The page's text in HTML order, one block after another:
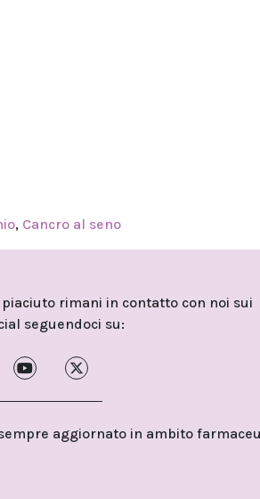
, Cancro al seno
rimani in contatto con noi sui
seguendoci su:
aggiornato in ambito